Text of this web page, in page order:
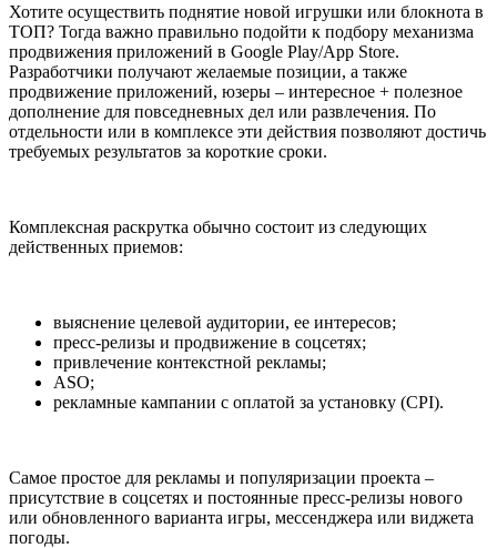
Хотите осуществить поднятие новой игрушки или блокнота в
ТОП? Тогда важно правильно подойти к подбору механизма
продвижения приложений в Google Play/App Store.
Разработчики получают желаемые позиции, а также
продвижение приложений, юзеры – интересное + полезное
дополнение для повседневных дел или развлечения. По
отдельности или в комплексе эти действия позволяют достичь
требуемых результатов за короткие сроки.
Комплексная раскрутка обычно состоит из следующих
действенных приемов:
выяснение целевой аудитории, ее интересов;
пресс-релизы и продвижение в соцсетях;
привлечение контекстной рекламы;
ASO;
рекламные кампании с оплатой за установку (CPI).
Самое простое для рекламы и популяризации проекта –
присутствие в соцсетях и постоянные пресс-релизы нового
или обновленного варианта игры, мессенджера или виджета
погоды.